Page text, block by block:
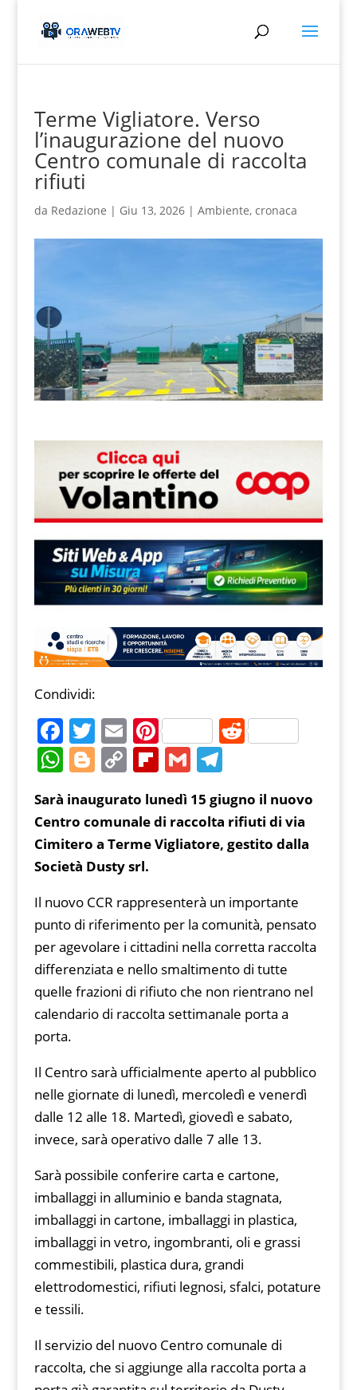
Terme Vigliatore. Verso
l’inaugurazione del nuovo
Centro comunale di raccolta
rifiuti
da Redazione | Giu 13, 2026| Ambiente, cronaca
Condividi:
F
a
c
e
b
o
k
T
w
itt
er
E
m
ai
l
Pi
nt
er
e
st
R
di
t
W
h
at
s
A
p
Bl
g
g
er
C
p
y
Li
k
Fl
ip
b
o
ar
G
ai
l
T
e
gr
a
Sarà inaugurato lunedì 15 giugno il nuovo
Centro comunale di raccolta rifiuti di via
Cimitero a Terme Vigliatore, gestito dalla
Società Dusty srl.
Il nuovo CCR rappresenterà un importante
punto di riferimento per la comunità, pensato
per agevolare i cittadini nella corretta raccolta
differenziata e nello smaltimento di tutte
quelle frazioni di rifiuto che non rientrano nel
calendario di raccolta settimanale porta a
porta.
Il Centro sarà ufficialmente aperto al pubblico
nelle giornate di lunedì, mercoledì e venerdì
dalle 12 alle 18. Martedì, giovedì e sabato,
invece, sarà operativo dalle 7 alle 13.
Sarà possibile conferire carta e cartone,
imballaggi in alluminio e banda stagnata,
imballaggi in cartone, imballaggi in plastica,
imballaggi in vetro, ingombranti, oli e grassi
commestibili, plastica dura, grandi
elettrodomestici, rifiuti legnosi, sfalci, potature
e tessili.
Il servizio del nuovo Centro comunale di
raccolta, che si aggiunge alla raccolta porta a